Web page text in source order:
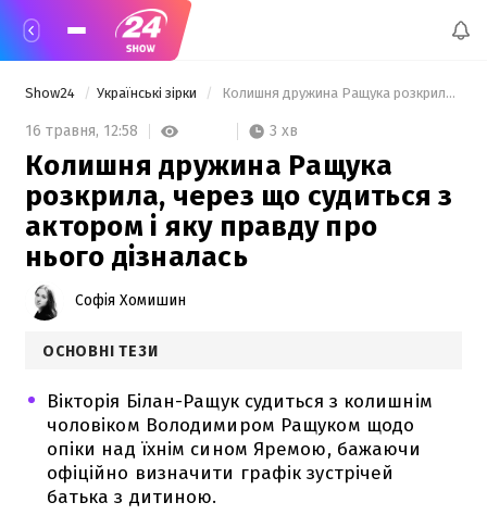
Show24 Українські зірки Колишня дружина Ращука розкрила, через що судиться з актором і яку правду про нього дізналась
16 травня, 12:58 3 хв
Колишня дружина Ращука
розкрила, через що судиться з
актором і яку правду про
нього дізналась
Софія Хомишин
ОСНОВНІ ТЕЗИ
Вікторія Білан-Ращук судиться з колишнім
чоловіком Володимиром Ращуком щодо
опіки над їхнім сином Яремою, бажаючи
офіційно визначити графік зустрічей
батька з дитиною.